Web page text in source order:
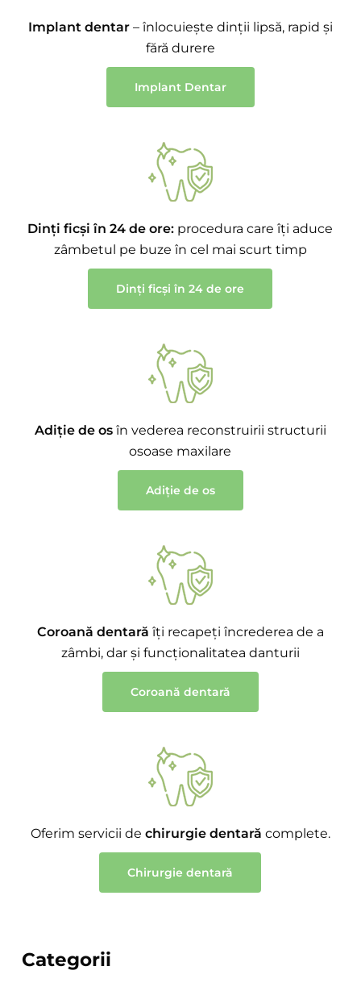
Implant dentar– înlocuiește dinții lipsă, rapid și
fără durere
Implant Dentar
Dinți ficși în 24 de ore: procedura care îți aduce
zâmbetul pe buze în cel mai scurt timp
Dinți ficși în 24 de ore
Adiție de osîn vederea reconstruirii structurii
osoase maxilare
Adiție de os
Coroană dentară îți recapeți încrederea de a
zâmbi, dar și funcționalitatea danturii
Coroană dentară
Oferim servicii de chirurgie dentară complete.
Chirurgie dentară
Categorii